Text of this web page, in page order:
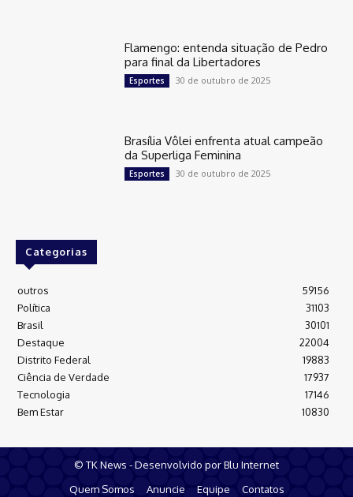
Flamengo: entenda situação de Pedro
para final da Libertadores
Esportes 30 de outubro de 2025
Brasília Vôlei enfrenta atual campeão
da Superliga Feminina
Esportes 30 de outubro de 2025
Categorias
outros
59156
Política
31103
Brasil
30101
Destaque
22004
Distrito Federal
19883
Ciência de Verdade
17937
Tecnologia
17146
Bem Estar
10830
© TK News - Desenvolvido por Blu Internet
Quem Somos
Anuncie Equipe Contatos